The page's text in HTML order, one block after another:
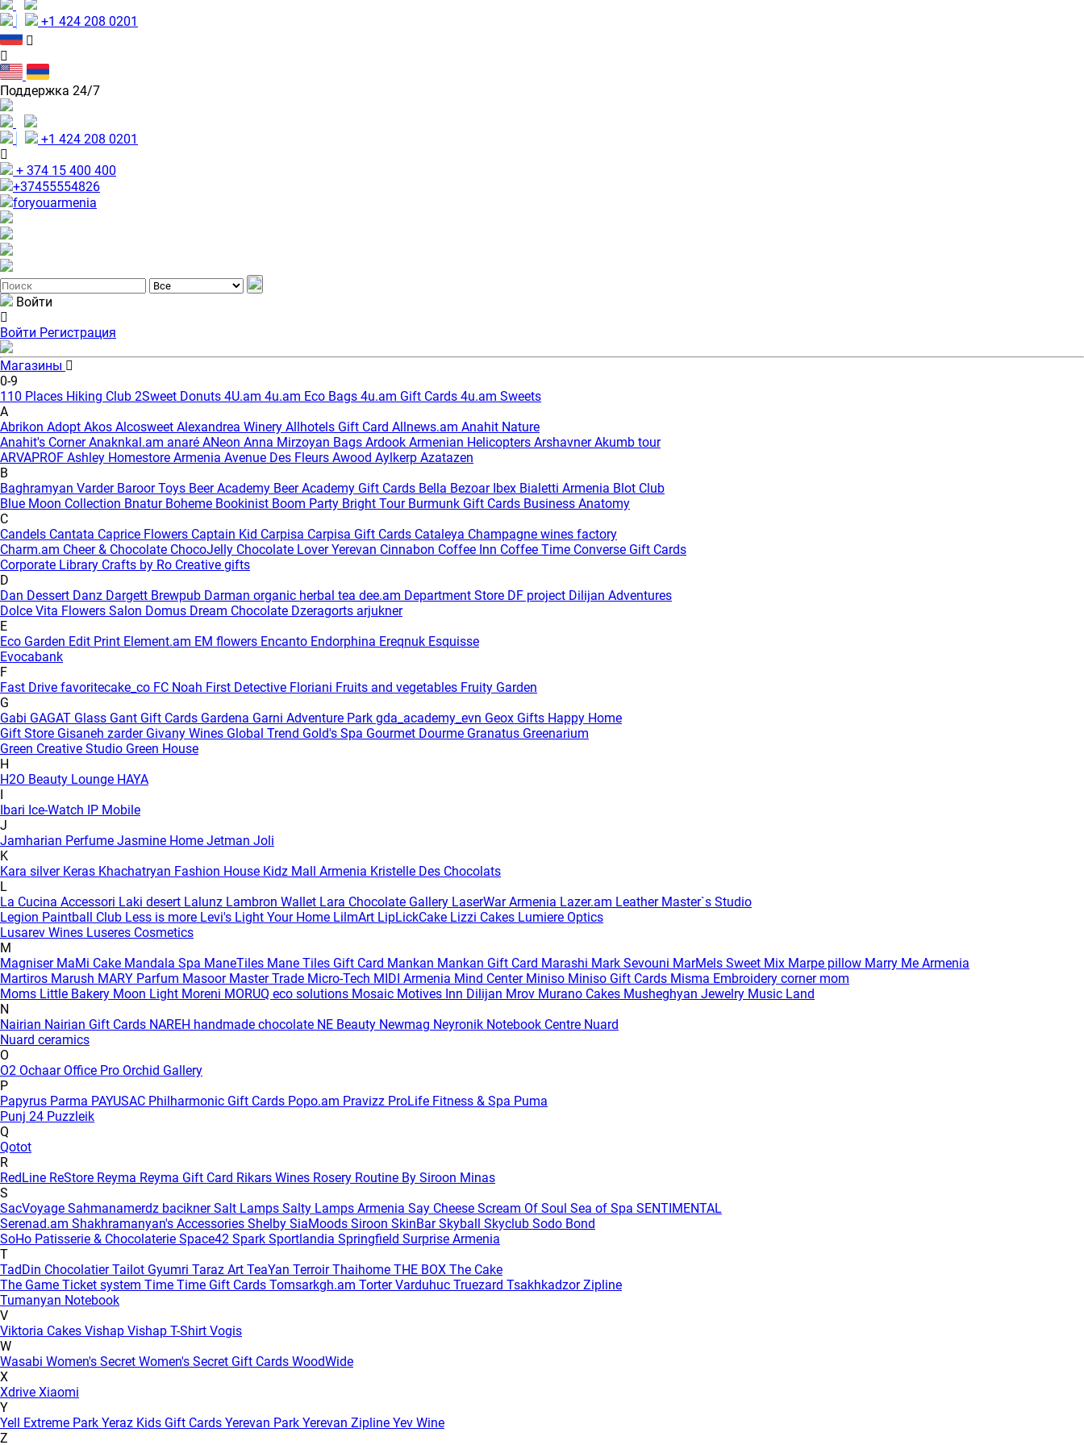
+1 424 208 0201
Поддержка 24/7
+1 424 208 0201
+ 374 15 400 400
+37455554826
foryouarmenia
Войти
Войти Регистрация
Магазины
0-9
110 Places Hiking Club 2Sweet Donuts 4U.am 4u.am Eco Bags 4u.am Gift Cards 4u.am Sweets
A
Abrikon Adopt Akos Alcosweet Alexandrea Winery Allhotels Gift Card Allnews.am Anahit Nature
Anahit's CornerAnaknkal.am anaré ANeon Anna Mirzoyan Bags Ardook Armenian Helicopters Arshavner Akumb tour
ARVAPROF Ashley Homestore Armenia Avenue Des Fleurs Awood Aylkerp Azatazen
B
Baghramyan Varder Baroor Toys Beer Academy Beer Academy Gift Cards Bella Bezoar Ibex Bialetti Armenia Blot Club
Blue Moon Collection Bnatur Boheme Bookinist Boom Party Bright Tour Burmunk Gift Cards Business Anatomy
C
Candels Cantata Caprice Flowers Captain Kid Carpisa Carpisa Gift Cards Cataleya Champagne wines factory
Charm.am Cheer & Chocolate ChocoJelly Chocolate Lover Yerevan Cinnabon Coffee Inn Coffee Time Converse Gift Cards
Corporate Library Crafts by Ro Creative gifts
D
Dan Dessert Danz Dargett Brewpub Darman organic herbal tea dee.am Department Store DF project Dilijan Adventures
Dolce Vita Flowers Salon Domus Dream Chocolate Dzeragorts arjukner
E
Eco Garden Edit Print Element.am EM flowers Encanto Endorphina Ereqnuk Esquisse
Evocabank
F
Fast Drive favoritecake_co FC Noah First Detective Floriani Fruits and vegetables Fruity Garden
G
Gabi GAGAT Glass Gant Gift Cards Gardena Garni Adventure Park gda_academy_evn Geox Gifts Happy Home
Gift Store Gisaneh zarder Givany Wines Global Trend Gold's Spa Gourmet Dourme Granatus Greenarium
Green Creative Studio Green House
H
H2O Beauty Lounge HAYA
I
Ibari Ice-Watch IP Mobile
J
Jamharian Perfume Jasmine Home Jetman Joli
K
Kara silver Keras Khachatryan Fashion House Kidz Mall Armenia Kristelle Des Chocolats
L
La Cucina Accessori Laki desert Lalunz Lambron Wallet Lara Chocolate Gallery LaserWar Armenia Lazer.am Leather Master`s Studio
Legion Paintball Club Less is more Levi's Light Your Home LilmArt LipLickCake Lizzi Cakes Lumiere Optics
Lusarev Wines Luseres Cosmetics
M
Magniser MaMi Cake Mandala Spa ManeTiles Mane Tiles Gift Card Mankan Mankan Gift Card Marashi Mark Sevouni MarMels Sweet Mix Marpe pillow Marry Me Armenia
Martiros Marush MARY Parfum Masoor Master Trade Micro-Tech MIDI Armenia Mind Center Miniso Miniso Gift Cards Misma Embroidery corner mom
Moms Little Bakery Moon Light Moreni MORUQ eco solutions Mosaic Motives Inn Dilijan Mrov Murano Cakes Musheghyan Jewelry Music Land
N
Nairian Nairian Gift Cards NAREH handmade chocolate NE Beauty Newmag Neyronik Notebook Centre Nuard
Nuard ceramics
O
O2 Ochaar Office Pro Orchid Gallery
P
Papyrus Parma PAYUSAC Philharmonic Gift Cards Popo.am Pravizz ProLife Fitness & Spa Puma
Punj 24 Puzzleik
Q
Qotot
R
RedLine ReStore Reyma Reyma Gift Card Rikars Wines Rosery Routine By Siroon Minas
S
SacVoyage Sahmanamerdz baciknerSalt Lamps Salty Lamps Armenia Say Cheese Scream Of Soul Sea of Spa SENTIMENTAL
Serenad.am Shakhramanyan's Accessories Shelby SiaMoods Siroon SkinBarSkyball Skyclub Sodo Bond
SoHo Patisserie & Chocolaterie Space42 Spark Sportlandia Springfield Surprise Armenia
T
TadDin ChocolatierTailot Gyumri Taraz Art TeaYan TerroirThaihome THE BOX The Cake
The Game Ticket system Time Time Gift Cards Tomsarkgh.am Torter Varduhuc Truezard Tsakhkadzor Zipline
Tumanyan Notebook
V
Viktoria Cakes Vishap Vishap T-Shirt Vogis
W
Wasabi Women's Secret Women's Secret Gift Cards WoodWide
X
Xdrive Xiaomi
Y
Yell Extreme Park Yeraz Kids Gift Cards Yerevan Park Yerevan Zipline Yev Wine
Z